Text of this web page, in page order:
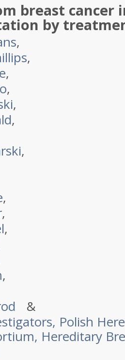
breast cancer
by
,
,
,
,
,
,
,
,
,
,
,
&
Polish
Hereditary